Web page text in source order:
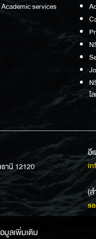
Academic services
โ
านี 12120
อี
(
มูลเพิ่มเติม